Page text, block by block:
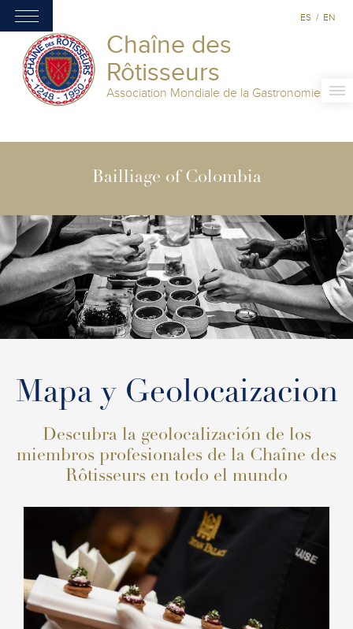
Chaîne des
Rôtisseurs
Association Mondiale de la Gastronomie
ES / EN
Bailliage of Colombia
Mapa y Geolocaizacion
Descubra la geolocalización de los
miembros profesionales de la Chaîne des
Rôtisseurs en todo el mundo